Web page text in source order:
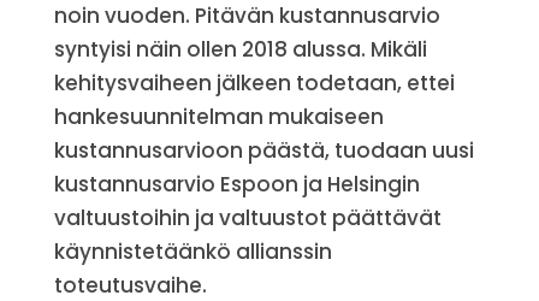
noin vuoden. Pitävän kustannusarvio
syntyisi näin ollen 2018 alussa. Mikäli
kehitysvaiheen jälkeen todetaan, ettei
hankesuunnitelman mukaiseen
kustannusarvioon päästä, tuodaan uusi
kustannusarvio Espoon ja Helsingin
valtuustoihin ja valtuustot päättävät
käynnistetäänkö allianssin
toteutusvaihe.